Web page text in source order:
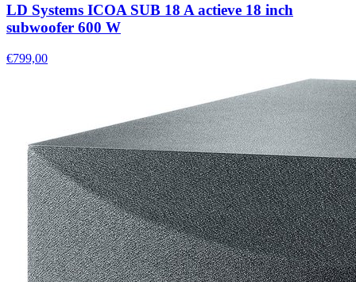
LD Systems ICOA SUB 18 A actieve 18 inch
subwoofer 600 W
€799,00